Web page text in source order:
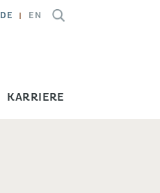
DE EN
KARRIERE